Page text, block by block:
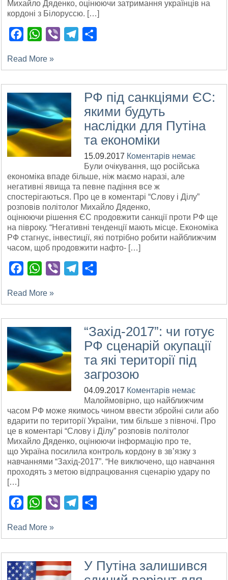
Михайло Дяденко, оцінюючи затримання українців на
кордоні з Білоруссю. […]
FacebookWhatsApp
Viber Telegram
Read More »
РФ під санкціями ЄС:
якими будуть
наслідки для Путіна
та економіки
15.09.2017 Коментарів немає
Були очікування, що російська
економіка впаде більше, ніж маємо наразі, але
негативні явища та певне падіння все ж
спостерігаються. Про це в коментарі “Слову і Ділу”
розповів політолог Михайло Дяденко,
оцінюючи рішення ЄС продовжити санкції проти РФ ще
на півроку. “Негативні тенденції мають місце. Економіка
РФ стагнує, інвестиції, які потрібно робити найближчим
часом, щоб продовжити нафто- […]
FacebookWhatsApp
Viber Telegram
Read More »
“Захід-2017”: чи готує
РФ сценарій окупації
та які території під
загрозою
04.09.2017 Коментарів немає
Малоймовірно, що найближчим
часом РФ може якимось чином ввести збройні сили або
вдарити по території України, тим більше з півночі. Про
це в коментарі “Слову і Ділу” розповів політолог
Михайло Дяденко, оцінюючи інформацію про те,
що Україна посилила контроль кордону в зв’язку з
навчаннями “Захід-2017”. “Не виключено, що навчання
проходять з метою відпрацювання сценарію удару по
[…]
FacebookWhatsApp
Viber Telegram
Read More »
У Путіна залишився